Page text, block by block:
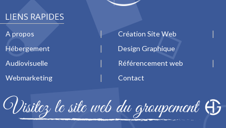
LIENS RAPIDES
A propos
Création Site Web
Hébergement
Design Graphique
Audiovisuelle
Référencement web
Webmarketing
Contact